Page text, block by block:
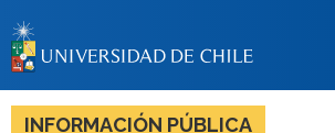
BIBLIOTECAS
LA UNIVERSIDAD
INFORMACIÓN PÚBLICA